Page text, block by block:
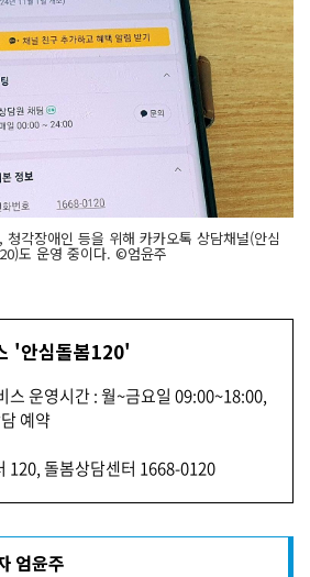
각장애인 등을 위해 카카오톡 상담채널(안심
도 운영 중이다. ©엄윤주
'안심돌봄120'
운영시간 : 월~금요일 09:00~18:00,
예약
120, 돌봄상담센터 1668-0120
엄윤주